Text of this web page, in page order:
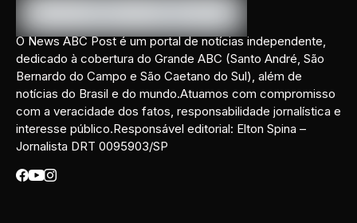
O News ABC Post é um portal de notícias independente,
dedicado à cobertura do Grande ABC (Santo André, São
Bernardo do Campo e São Caetano do Sul), além de
notícias do Brasil e do mundo.Atuamos com compromisso
com a veracidade dos fatos, responsabilidade jornalística e
interesse público.Responsável editorial: Elton Spina –
Jornalista DRT 0095903/SP